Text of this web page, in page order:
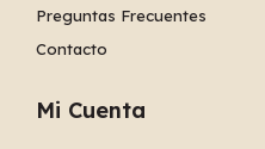
Preguntas Frecuentes
Contacto
Mi Cuenta